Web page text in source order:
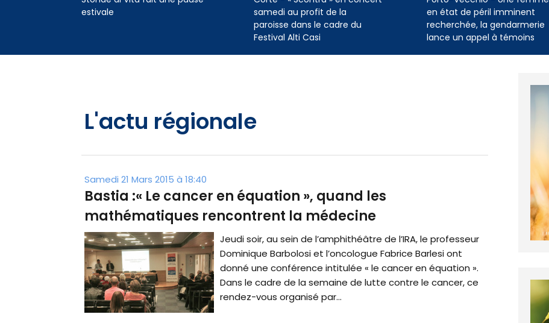
estivale
samedi au profit de la
paroisse dans le cadre du
Festival Alti Casi
en état de péril imminent
recherchée, la gendarmerie
lance un appel à témoins
L'actu régionale
Samedi 21 Mars 2015 à 18:40
Bastia :« Le cancer en équation », quand les
mathématiques rencontrent la médecine
Jeudi soir, au sein de l’amphithéâtre de l’IRA, le professeur
Dominique Barbolosi et l’oncologue Fabrice Barlesi ont
donné une conférence intitulée « le cancer en équation ».
Dans le cadre de la semaine de lutte contre le cancer, ce
rendez-vous organisé par...